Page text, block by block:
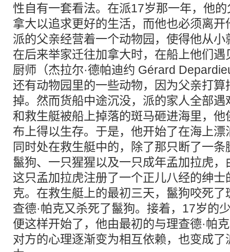
性自有一套看法。在派17岁那一年，他
拿大以追求更好的生活，而他也必须离
派的父亲经营着一个动物园，使得他从
在后来举家迁往加拿大时，在船上他们
厨师（杰拉尔·德帕迪约 Gérard
还有动物园里的一些动物，因为父亲打
掉。然而货船中途沉没，派的家人全部
和救生艇被船上掉落的斑马砸进海里，
布上得以生存。于是，他开始了在海上
同时处在救生艇中的，除了那只断了一
鬣狗、一只猩猩以及一只成年孟加拉虎
这只孟加拉虎注册了一个正儿八经的绅士
克。在救生艇上的最初三天，鬣狗咬死
查德·帕克又杀死了鬣狗。接着，17岁的
便这样开始了，他由最初的与理查德·帕
对方的心理逐渐变为相互依赖，也变成